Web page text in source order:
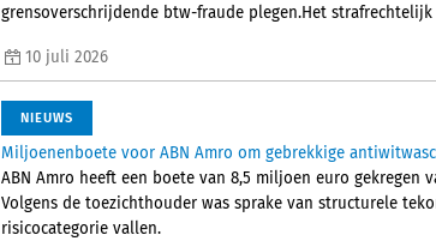
grensoverschrijdende btw-fraude plegen.Het
10 juli 2026
NIEUWS
Miljoenenboete voor ABN Amro om gebrekkige
ABN Amro heeft een boete van 8,5 miljoen euro gekregen
Volgens de toezichthouder was sprake van structurele
risicocategorie vallen.